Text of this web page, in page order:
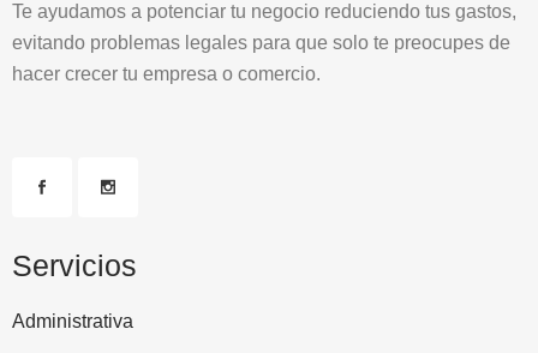
Te ayudamos a potenciar tu negocio reduciendo tus gastos,
evitando problemas legales para que solo te preocupes de
hacer crecer tu empresa o comercio.
Servicios
Administrativa